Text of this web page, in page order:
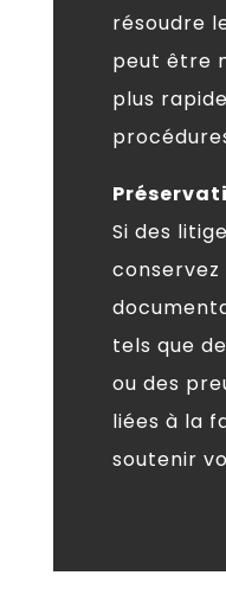
résoudre
peut être
plus
Si des
tels que
ou des
liées à la
soutenir